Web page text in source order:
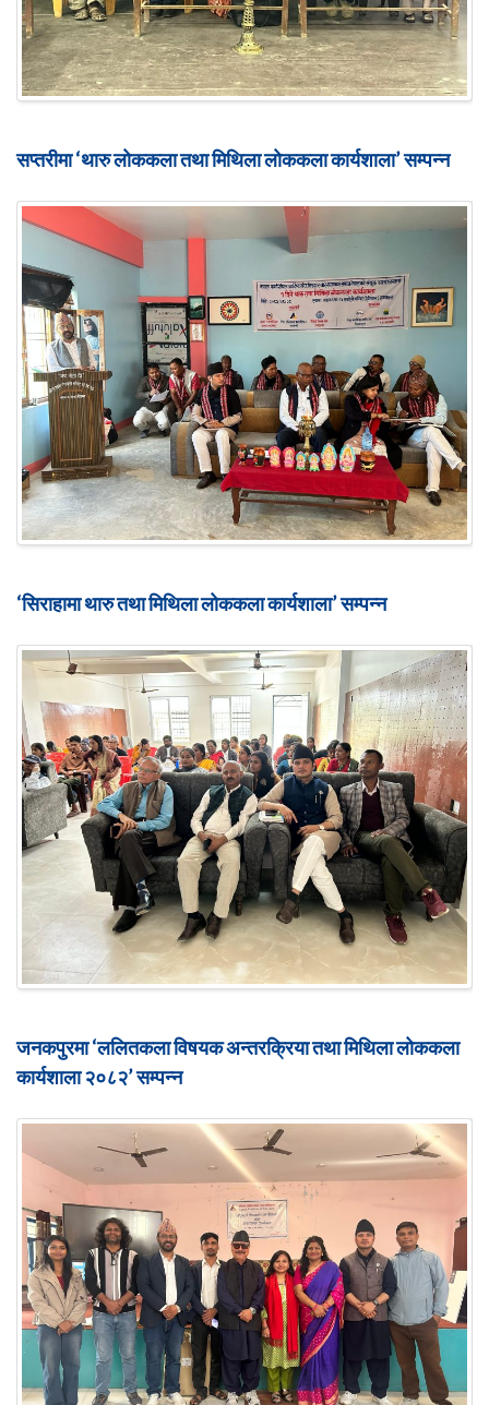
सप्तरीमा ‘थारु लोककला तथा मिथिला लोककला कार्यशाला’ सम्पन्न
‘सिराहामा थारु तथा मिथिला लोककला कार्यशाला’ सम्पन्न
जनकपुरमा ‘ललितकला विषयक अन्तरक्रिया तथा मिथिला लोककला
कार्यशाला २०८२’ सम्पन्न